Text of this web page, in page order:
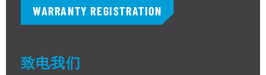
WARRANTY REGISTRATION
致电我们